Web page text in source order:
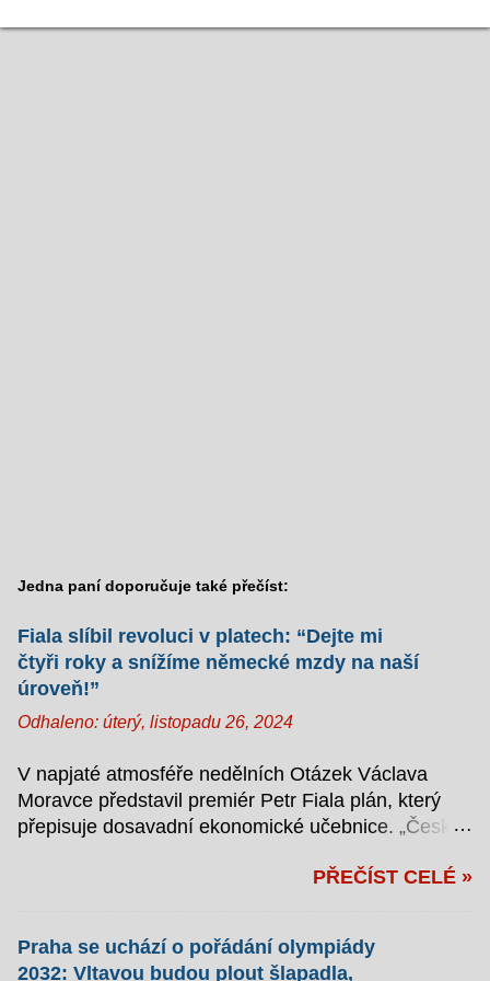
Jedna paní doporučuje také přečíst:
Fiala slíbil revoluci v platech: “Dejte mi
čtyři roky a snížíme německé mzdy na naší
úroveň!”
Odhaleno: úterý, listopadu 26, 2024
V napjaté atmosféře nedělních Otázek Václava
Moravce představil premiér Petr Fiala plán, který
přepisuje dosavadní ekonomické učebnice. „Česká
monolog s takovým zápalem, že se moderátor
studiu podrobně vysvětlil, jak hodlá přivést české
PŘEČÍST CELÉ »
Praha se uchází o pořádání olympiády
2032: Vltavou budou plout šlapadla,